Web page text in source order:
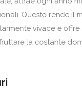
Questo rende il
vivace e offre
la costante